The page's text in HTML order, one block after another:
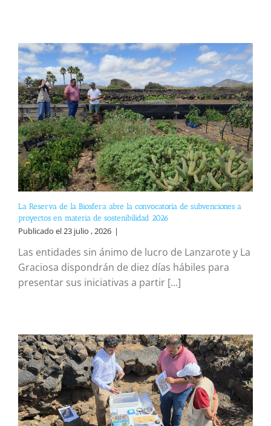
La Reserva de la Biosfera abre la convocatoria de subvenciones a
proyectos en materia de sostenibilidad 2026
Publicado el 23 julio , 2026 |
Las entidades sin ánimo de lucro de Lanzarote y La
Graciosa dispondrán de diez días hábiles para
presentar sus iniciativas a partir [...]